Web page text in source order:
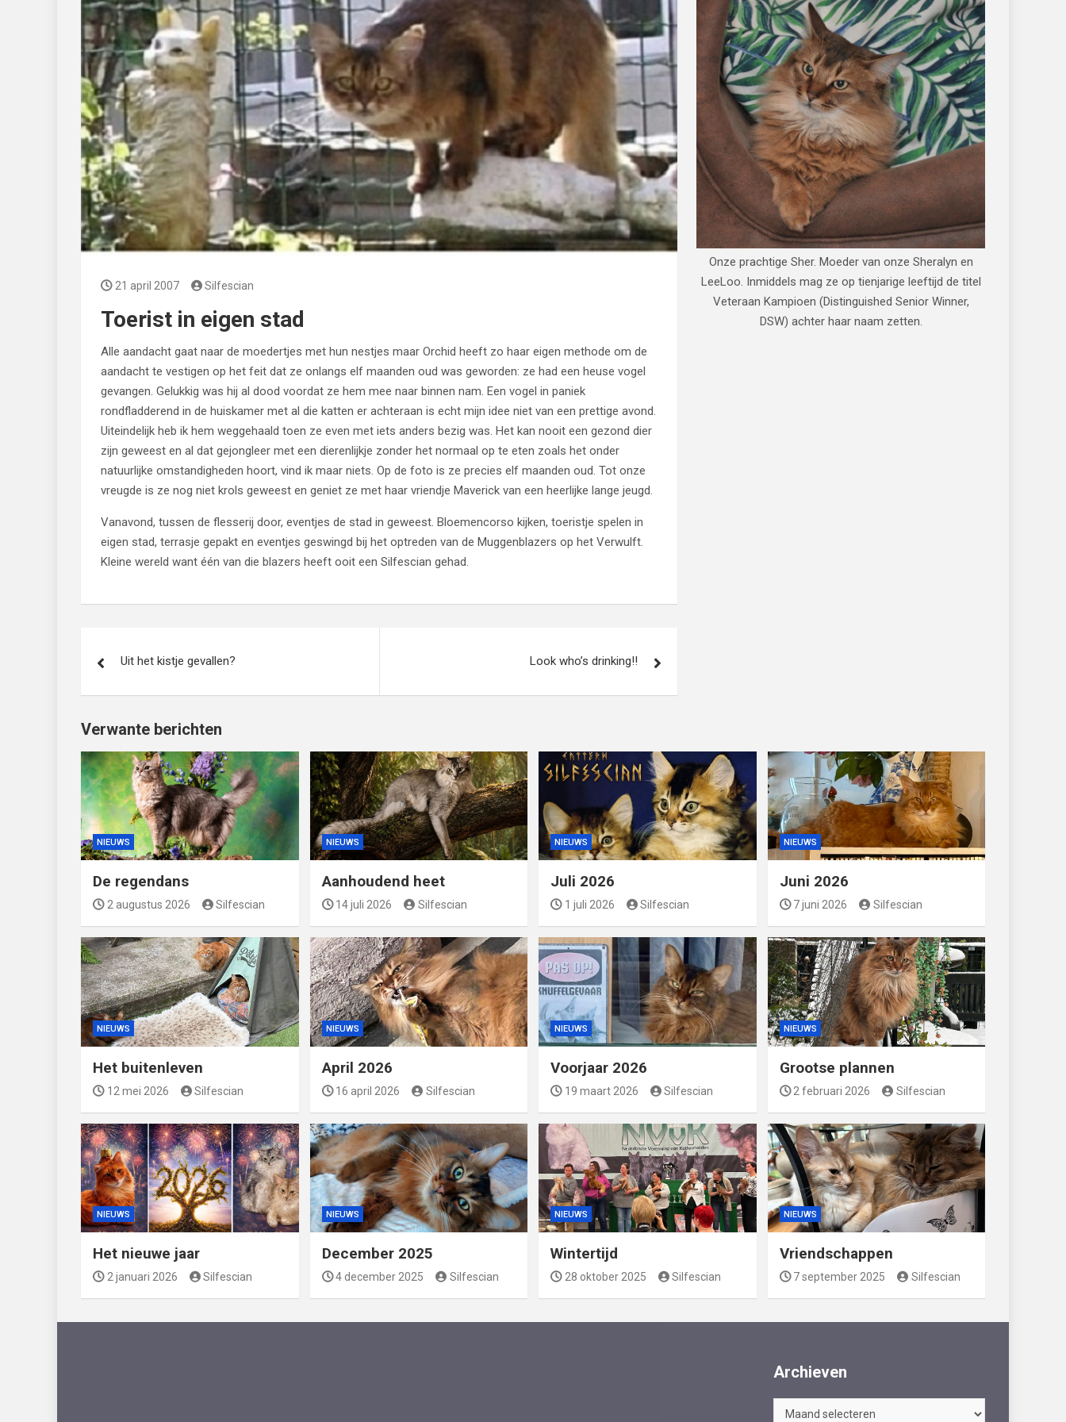
21 april 2007 Silfescian
Toerist in eigen stad
Alle aandacht gaat naar de moedertjes met hun nestjes maar Orchid heeft zo haar eigen methode om de
aandacht te vestigen op het feit dat ze onlangs elf maanden oud was geworden: ze had een heuse vogel
gevangen. Gelukkig was hij al dood voordat ze hem mee naar binnen nam. Een vogel in paniek
rondfladderend in de huiskamer met al die katten er achteraan is echt mijn idee niet van een prettige avond.
Uiteindelijk heb ik hem weggehaald toen ze even met iets anders bezig was. Het kan nooit een gezond dier
zijn geweest en al dat gejongleer met een dierenlijkje zonder het normaal op te eten zoals het onder
natuurlijke omstandigheden hoort, vind ik maar niets. Op de foto is ze precies elf maanden oud. Tot onze
vreugde is ze nog niet krols geweest en geniet ze met haar vriendje Maverick van een heerlijke lange jeugd.
Vanavond, tussen de flesserij door, eventjes de stad in geweest. Bloemencorso kijken, toeristje spelen in
eigen stad, terrasje gepakt en eventjes geswingd bij het optreden van de Muggenblazers op het Verwulft.
Kleine wereld want één van die blazers heeft ooit een Silfescian gehad.
navigatie
Uit het kistje gevallen? Look who’s drinking!!
Onze prachtige Sher. Moeder van onze Sheralyn en
LeeLoo. Inmiddels mag ze op tienjarige leeftijd de titel
Veteraan Kampioen (Distinguished Senior Winner,
DSW) achter haar naam zetten.
Verwante berichten
NIEUWS
De regendans
2 augustus 2026 Silfescian
NIEUWS
Aanhoudend heet
14 juli 2026 Silfescian
NIEUWS
Juli 2026
1 juli 2026 Silfescian
NIEUWS
Juni 2026
7 juni 2026 Silfescian
NIEUWS
Het buitenleven
12 mei 2026 Silfescian
NIEUWS
April 2026
16 april 2026 Silfescian
NIEUWS
Voorjaar 2026
19 maart 2026 Silfescian
NIEUWS
Grootse plannen
2 februari 2026 Silfescian
NIEUWS
Het nieuwe jaar
2 januari 2026 Silfescian
NIEUWS
December 2025
4 december 2025 Silfescian
NIEUWS
Wintertijd
28 oktober 2025 Silfescian
NIEUWS
Vriendschappen
7 september 2025 Silfescian
Archieven
Archieven